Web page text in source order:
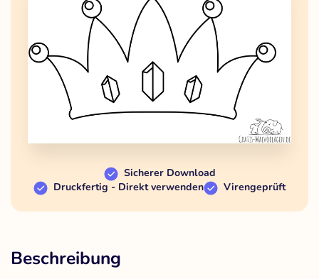
Sicherer Download
Druckfertig - Direkt verwenden
Virengeprüft
Beschreibung